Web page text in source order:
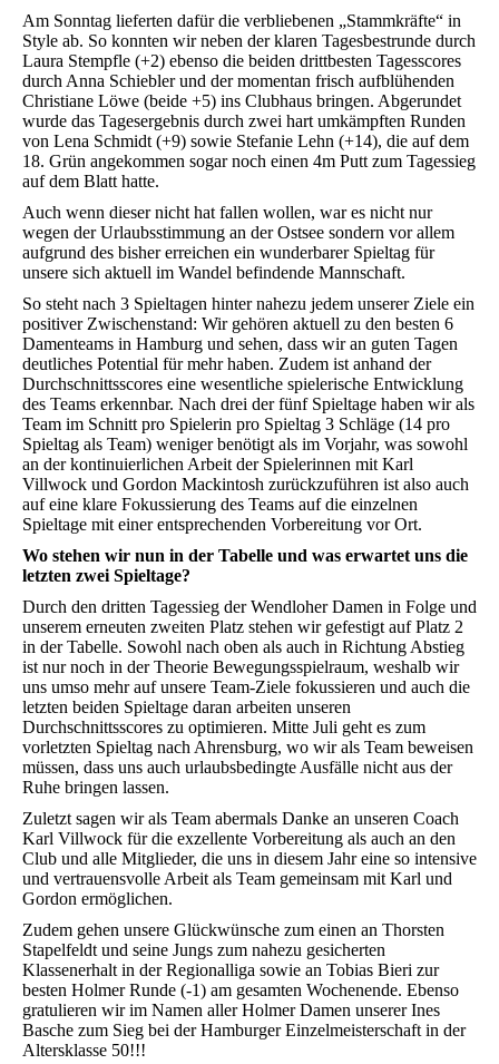
Am Sonntag lieferten dafür die verbliebenen „Stammkräfte“ in
Style ab. So konnten wir neben der klaren Tagesbestrunde durch
Laura Stempfle (+2) ebenso die beiden drittbesten Tagesscores
durch Anna Schiebler und der momentan frisch aufblühenden
Christiane Löwe (beide +5) ins Clubhaus bringen. Abgerundet
wurde das Tagesergebnis durch zwei hart umkämpften Runden
von Lena Schmidt (+9) sowie Stefanie Lehn (+14), die auf dem
18. Grün angekommen sogar noch einen 4m Putt zum Tagessieg
auf dem Blatt hatte.
Auch wenn dieser nicht hat fallen wollen, war es nicht nur
wegen der Urlaubsstimmung an der Ostsee sondern vor allem
aufgrund des bisher erreichen ein wunderbarer Spieltag für
unsere sich aktuell im Wandel befindende Mannschaft.
So steht nach 3 Spieltagen hinter nahezu jedem unserer Ziele ein
positiver Zwischenstand: Wir gehören aktuell zu den besten 6
Damenteams in Hamburg und sehen, dass wir an guten Tagen
deutliches Potential für mehr haben. Zudem ist anhand der
Durchschnittsscores eine wesentliche spielerische Entwicklung
des Teams erkennbar. Nach drei der fünf Spieltage haben wir als
Team im Schnitt pro Spielerin pro Spieltag 3 Schläge (14 pro
Spieltag als Team) weniger benötigt als im Vorjahr, was sowohl
an der kontinuierlichen Arbeit der Spielerinnen mit Karl
Villwock und Gordon Mackintosh zurückzuführen ist also auch
auf eine klare Fokussierung des Teams auf die einzelnen
Spieltage mit einer entsprechenden Vorbereitung vor Ort.
Wo stehen wir nun in der Tabelle und was erwartet uns die
letzten zwei Spieltage?
Durch den dritten Tagessieg der Wendloher Damen in Folge und
unserem erneuten zweiten Platz stehen wir gefestigt auf Platz 2
in der Tabelle. Sowohl nach oben als auch in Richtung Abstieg
ist nur noch in der Theorie Bewegungsspielraum, weshalb wir
uns umso mehr auf unsere Team-Ziele fokussieren und auch die
letzten beiden Spieltage daran arbeiten unseren
Durchschnittsscores zu optimieren. Mitte Juli geht es zum
vorletzten Spieltag nach Ahrensburg, wo wir als Team beweisen
müssen, dass uns auch urlaubsbedingte Ausfälle nicht aus der
Ruhe bringen lassen.
Zuletzt sagen wir als Team abermals Danke an unseren Coach
Karl Villwock für die exzellente Vorbereitung als auch an den
Club und alle Mitglieder, die uns in diesem Jahr eine so intensive
und vertrauensvolle Arbeit als Team gemeinsam mit Karl und
Gordon ermöglichen.
Zudem gehen unsere Glückwünsche zum einen an Thorsten
Stapelfeldt und seine Jungs zum nahezu gesicherten
Klassenerhalt in der Regionalliga sowie an Tobias Bieri zur
besten Holmer Runde (-1) am gesamten Wochenende. Ebenso
gratulieren wir im Namen aller Holmer Damen unserer Ines
Basche zum Sieg bei der Hamburger Einzelmeisterschaft in der
Altersklasse 50!!!